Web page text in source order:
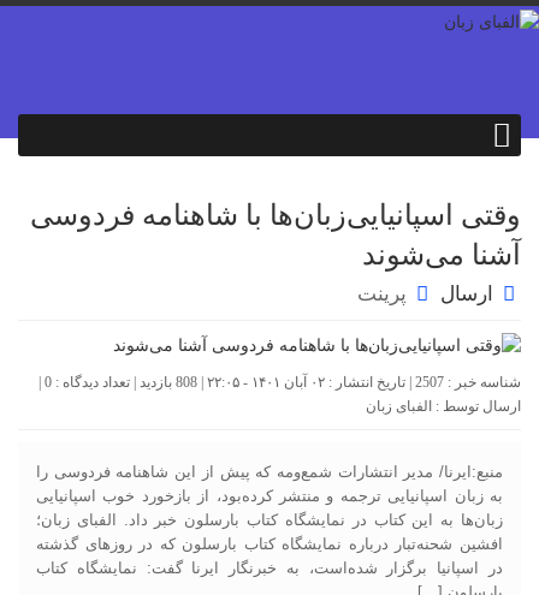
وقتی اسپانیایی‌زبان‌ها با شاهنامه فردوسی
آشنا می‌شوند
ارسال پرینت
شناسه خبر : 2507 | تاریخ انتشار : ۰۲ آبان ۱۴۰۱ - ۲۲:۰۵ | 808 بازدید | تعداد دیدگاه : 0
ارسال توسط : الفبای زبان
منبع:ایرنا/ مدیر انتشارات شمع‌ومه که پیش از این شاهنامه فردوسی را
به زبان اسپانیایی ترجمه و منتشر کرده‌بود، از بازخورد خوب اسپانیایی
زبان‌ها به این کتاب در نمایشگاه کتاب بارسلون خبر داد. الفبای زبان؛
افشین شحنه‌تبار درباره نمایشگاه کتاب بارسلون که در روزهای گذشته
در اسپانیا برگزار شده‌است، به خبرنگار ایرنا گفت: نمایشگاه کتاب